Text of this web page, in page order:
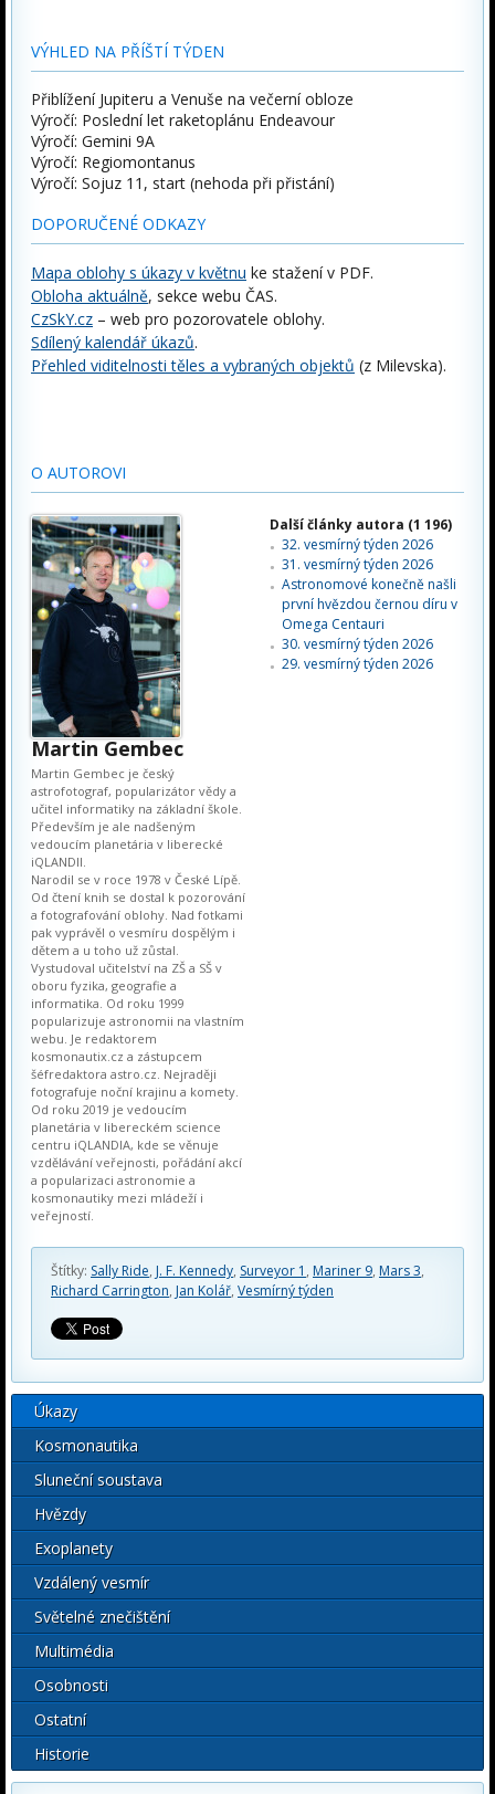
VÝHLED NA PŘÍŠTÍ TÝDEN
Přiblížení Jupiteru a Venuše na večerní obloze
Výročí: Poslední let raketoplánu Endeavour
Výročí: Gemini 9A
Výročí: Regiomontanus
Výročí: Sojuz 11, start (nehoda při přistání)
DOPORUČENÉ ODKAZY
Mapa oblohy s úkazy v květnu ke stažení v PDF.
Obloha aktuálně, sekce webu ČAS.
CzSkY.cz – web pro pozorovatele oblohy.
Sdílený kalendář úkazů.
Přehled viditelnosti těles a vybraných objektů (z Milevska).
O AUTOROVI
Martin Gembec
Martin Gembec je český
astrofotograf, popularizátor vědy a
učitel informatiky na základní škole.
Především je ale nadšeným
vedoucím planetária v liberecké
iQLANDII.
Narodil se v roce 1978 v České Lípě.
Od čtení knih se dostal k pozorování
a fotografování oblohy. Nad fotkami
pak vyprávěl o vesmíru dospělým i
dětem a u toho už zůstal.
Vystudoval učitelství na ZŠ a SŠ v
oboru fyzika, geografie a
informatika. Od roku 1999
popularizuje astronomii na vlastním
webu. Je redaktorem
kosmonautix.cz a zástupcem
šéfredaktora astro.cz. Nejraději
fotografuje noční krajinu a komety.
Od roku 2019 je vedoucím
planetária v libereckém science
centru iQLANDIA, kde se věnuje
vzdělávání veřejnosti, pořádání akcí
a popularizaci astronomie a
kosmonautiky mezi mládeží i
veřejností.
Další články autora (1 196)
32. vesmírný týden 2026
31. vesmírný týden 2026
Astronomové konečně našli
první hvězdou černou díru v
Omega Centauri
30. vesmírný týden 2026
29. vesmírný týden 2026
Štítky: Sally Ride, J. F. Kennedy, Surveyor 1 , Mariner 9, Mars 3,
Richard Carrington, Jan Kolář, Vesmírný týden
Úkazy
Kosmonautika
Sluneční soustava
Hvězdy
Exoplanety
Vzdálený vesmír
Světelné znečištění
Multimédia
Osobnosti
Ostatní
Historie